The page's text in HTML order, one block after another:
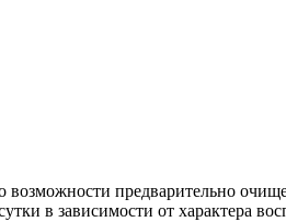
возможности предварительно
в зависимости от характера